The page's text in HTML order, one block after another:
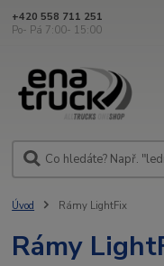
+420 558 711 251
Po- Pá 7:00- 15:00
Úvod Rámy LightFix
Rámy